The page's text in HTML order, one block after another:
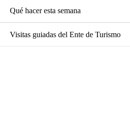
Qué hacer esta semana
Visitas guiadas del Ente de Turismo